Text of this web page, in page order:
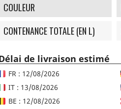
COULEUR
CONTENANCE TOTALE (EN L)
de livraison estimé
FR : 12/08/2026
IT : 13/08/2026
BE : 12/08/2026